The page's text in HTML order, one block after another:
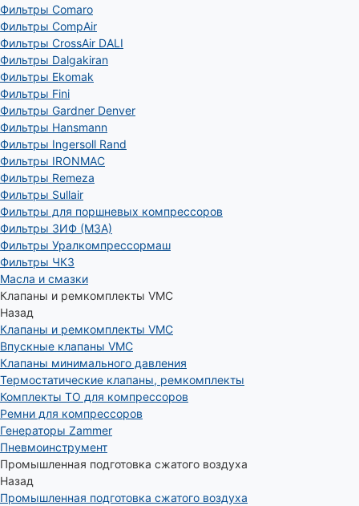
Фильтры Comaro
Фильтры CompAir
Фильтры CrossAir DALI
Фильтры Dalgakiran
Фильтры Ekomak
Фильтры Fini
Фильтры Gardner Denver
Фильтры Hansmann
Фильтры Ingersoll Rand
Фильтры IRONMAC
Фильтры Remeza
Фильтры Sullair
Фильтры для поршневых компрессоров
Фильтры ЗИФ (МЗА)
Фильтры Уралкомпрессормаш
Фильтры ЧКЗ
Масла и смазки
Клапаны и ремкомплекты VMC
Назад
Клапаны и ремкомплекты VMC
Впускные клапаны VMC
Клапаны минимального давления
Термостатические клапаны, ремкомплекты
Комплекты ТО для компрессоров
Ремни для компрессоров
Генераторы Zammer
Пневмоинструмент
Промышленная подготовка сжатого воздуха
Назад
Промышленная подготовка сжатого воздуха